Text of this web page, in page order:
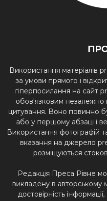
Використання матеріалів
за умови прямого і
гіперпосилання на сайт
обов'язковим незалежно
цитування. Воно повинно
або у першому абзаці і
Використання фотографій
вказання на джерело
розміщуються
Редакція Преса Рівне
викладену в авторському
достовірність